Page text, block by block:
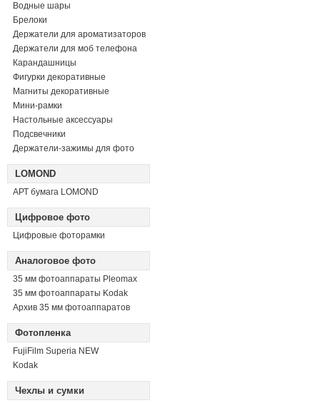
Водные шары
Брелоки
Держатели для ароматизаторов
Держатели для моб телефона
Карандашницы
Фигурки декоративные
Магниты декоративные
Мини-рамки
Настольные аксессуары
Подсвечники
Держатели-зажимы для фото
LOMOND
АРТ бумага LOMOND
Цифровое фото
Цифровые фоторамки
Аналоговое фото
35 мм фотоаппараты Pleomax
35 мм фотоаппараты Kodak
Архив 35 мм фотоаппаратов
Фотопленка
FujiFilm Superia NEW
Kodak
Чехлы и сумки